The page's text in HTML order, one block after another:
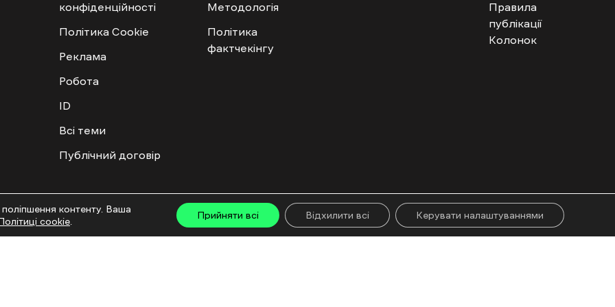
конфіденційності
Політика Cookie
Реклама
Робота
ID
Всі теми
Публічний договір
Методологія
Політика
фактчекінгу
Правила
публікації
Колонок
та інтегрованих продуктів дозволяється за умови отримання схвалення від редакції.
ГО «Ґвара Медіа», 61057, Харків, вул. Гоголя, 14, абонентська скринька №7400
контенту. Ваша
Політиці cookie
Прийняти всі Відхилити всі Керувати налаштуваннями